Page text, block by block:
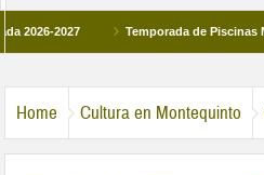
2027 Temporada de Piscinas
Home Cultura en Montequinto